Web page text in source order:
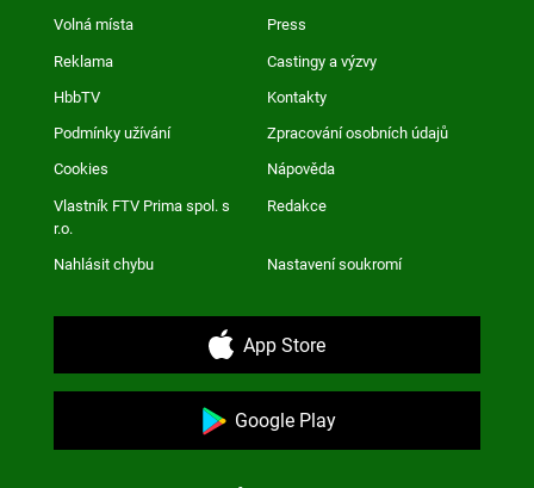
Volná místa Press
Reklama Castingy a výzvy
HbbTV Kontakty
Podmínky užívání Zpracování osobních údajů
Cookies Nápověda
Vlastník FTV Prima spol. s
r.o.
Redakce
Nahlásit chybu Nastavení soukromí
App Store
Google Play